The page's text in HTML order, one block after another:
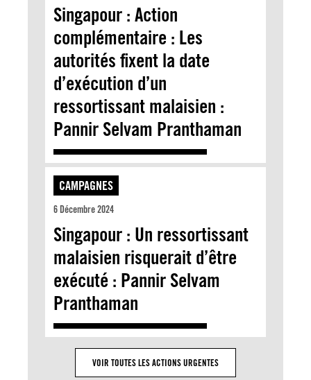
Singapour : Action
complémentaire : Les
autorités fixent la date
d’exécution d’un
ressortissant malaisien :
Pannir Selvam Pranthaman
CAMPAGNES
6 Décembre 2024
Singapour : Un ressortissant
malaisien risquerait d’être
exécuté : Pannir Selvam
Pranthaman
VOIR TOUTES LES ACTIONS URGENTES